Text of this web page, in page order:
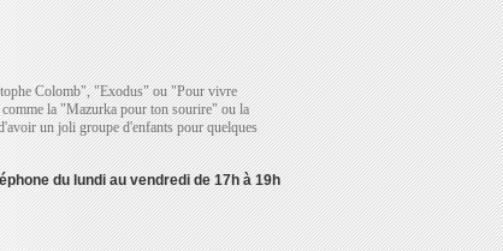
Colomb", "Exodus" ou "Pour vivre
la "Mazurka pour ton sourire" ou la
un joli groupe d'enfants pour quelques
du lundi au vendredi de 17h à 19h